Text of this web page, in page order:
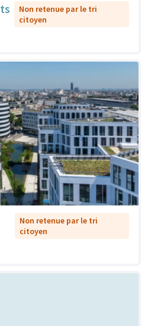
Non retenue par le tri
citoyen
Non retenue par le tri
citoyen